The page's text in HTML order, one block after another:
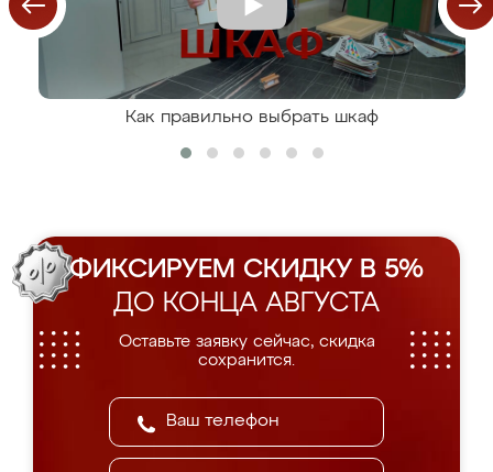
Как правильно выбрать шкаф
ФИКСИРУЕМ СКИДКУ В 5%
ДО КОНЦА АВГУСТА
Оставьте заявку сейчас, скидка
сохранится.